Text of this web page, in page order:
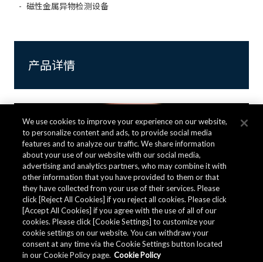
磁性金属异物检测设备
产品详情
高精度
3D 磁传感器
AK09940A
We use cookies to improve your experience on our website,
to personalize content and ads, to provide social media
features and to analyze our traffic. We share information
about your use of our website with our social media,
advertising and analytics partners, who may combine it with
other information that you have provided to them or that
they have collected from your use of their services. Please
click [Reject All Cookies] if you reject all cookies. Please click
[Accept All Cookies] if you agree with the use of all of our
cookies. Please click [Cookie Settings] to customize your
cookie settings on our website. You can withdraw your
consent at any time via the Cookie Settings button located
in our Cookie Policy page. Cookie Policy